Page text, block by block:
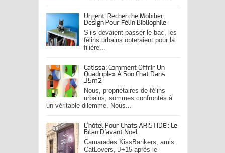
Urgent: Recherche Mobilier
Design Pour Félin Bibliophile
S’ils devaient passer le bac, les
félins urbains opteraient pour la
filière...
Catissa: Comment Offrir Un
Quadriplex À Son Chat Dans
35m2
Nous, propriétaires de félins
urbains, sommes confrontés à
un véritable dilemme. Nous...
L’hôtel Pour Chats ARISTIDE : Le
Bilan D’avant Noël
Camarades KissBankers, amis
CatLovers, J+15 après le